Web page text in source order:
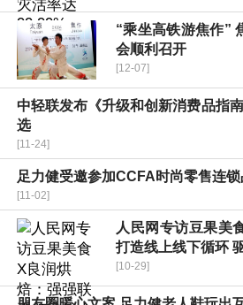
“乘坐高铁游焦作”
会顺利召开
[12-07]
中轻联发布《升级和创新消费品指
选
[11-24]
足力健受邀参加CCFA时尚零售连
[11-02]
人民网专访豆果美
打造线上线下循环
[10-29]